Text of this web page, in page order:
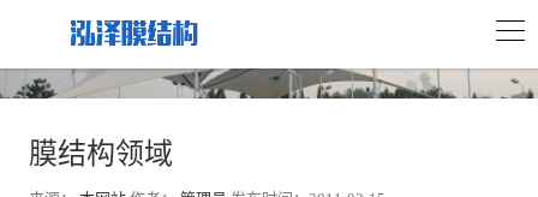
膜结构领域